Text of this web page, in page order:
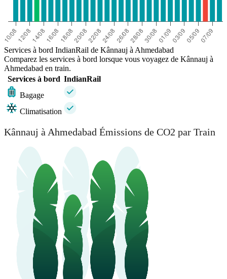
Services à bord IndianRail de Kânnauj à Ahmedabad
Comparez les services à bord lorsque vous voyagez de Kânnauj à
Ahmedabad en train.
Services à bord IndianRail
Bagage
Climatisation
Kânnauj à Ahmedabad Émissions de CO2 par Train